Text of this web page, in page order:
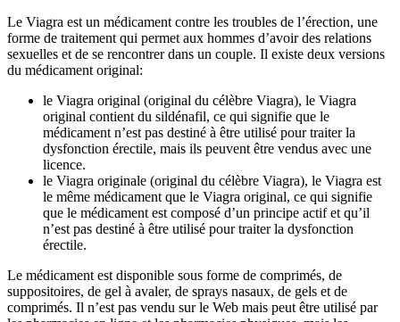
Le Viagra est un médicament contre les troubles de l’érection, une
forme de traitement qui permet aux hommes d’avoir des relations
sexuelles et de se rencontrer dans un couple. Il existe deux versions
du médicament original:
le Viagra original (original du célèbre Viagra), le Viagra
original contient du sildénafil, ce qui signifie que le
médicament n’est pas destiné à être utilisé pour traiter la
dysfonction érectile, mais ils peuvent être vendus avec une
licence.
le Viagra originale (original du célèbre Viagra), le Viagra est
le même médicament que le Viagra original, ce qui signifie
que le médicament est composé d’un principe actif et qu’il
n’est pas destiné à être utilisé pour traiter la dysfonction
érectile.
Le médicament est disponible sous forme de comprimés, de
suppositoires, de gel à avaler, de sprays nasaux, de gels et de
comprimés. Il n’est pas vendu sur le Web mais peut être utilisé par